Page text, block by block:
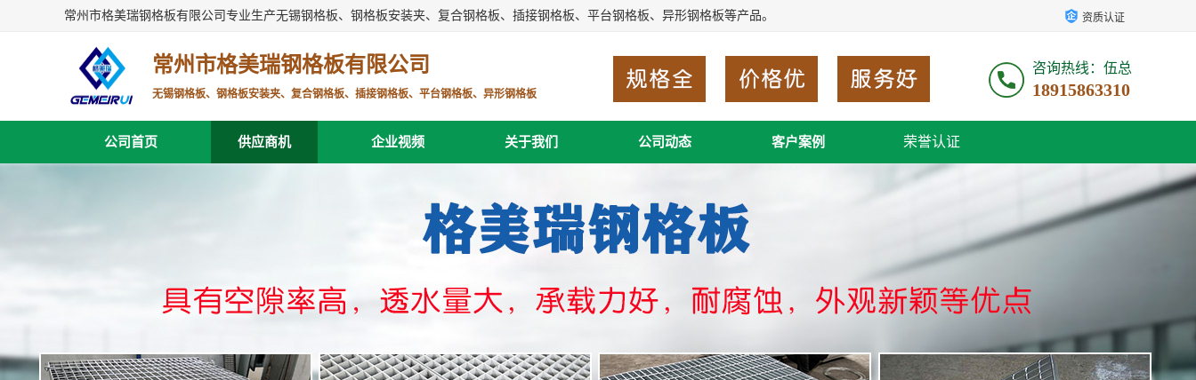
常州市格美瑞钢格板有限公司专业生产无锡钢格板、钢格板安装夹、复合钢格板、插接钢格板、平台钢格板、异形钢格板等产品。 资质认证
常州市格美瑞钢格板有限公司
无锡钢格板、钢格板安装夹、复合钢格板、插接钢格板、平台钢格板、异形钢格板
咨询热线：伍总
18915863310
公司首页 供应商机 企业视频 关于我们 公司动态 客户案例 荣誉认证